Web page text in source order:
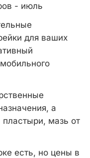
- июль
для ваших
а
мазь от
есть, но цены в